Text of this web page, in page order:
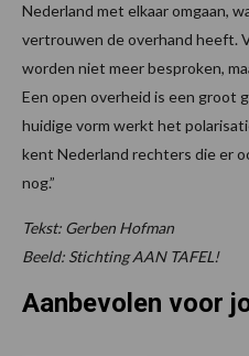
Nederland met elkaar omgaan,
vertrouwen de overhand heeft.
worden niet meer besproken,
Een open overheid is een groot
huidige vorm werkt het
kent Nederland rechters die er
nog.”
Tekst: Gerben Hofman
Beeld: Stichting AAN TAFEL!
Aanbevolen voor